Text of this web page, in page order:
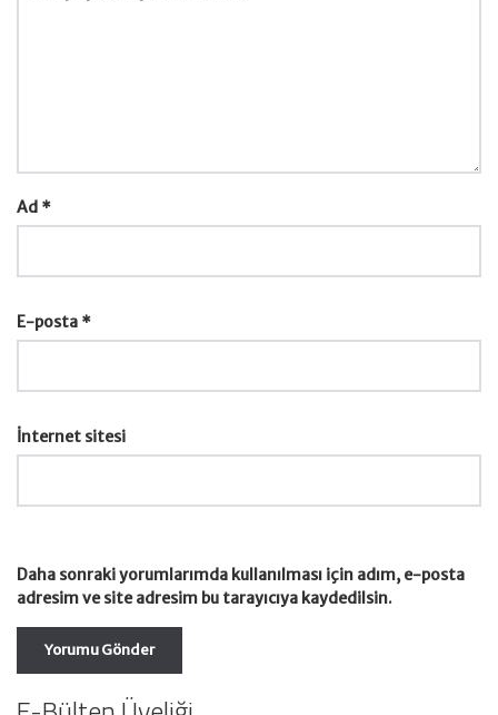
Ad *
E-posta *
İnternet sitesi
Daha sonraki yorumlarımda kullanılması için adım, e-posta
adresim ve site adresim bu tarayıcıya kaydedilsin.